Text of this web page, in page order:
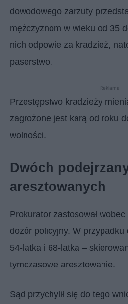
dowodowego zarzuty
mężczyznom w wieku od 35
nich odpowie za kradzież,
paserstwo.
Reklama
Przestępstwo kradzieży
zagrożone jest karą od roku
wolności.
Dwóch
aresztowanych
Prokurator zastosował
dozór policyjny. W przypadku
54-latka i 68-latka –
tymczasowe aresztowanie.
Sąd przychylił się do tego